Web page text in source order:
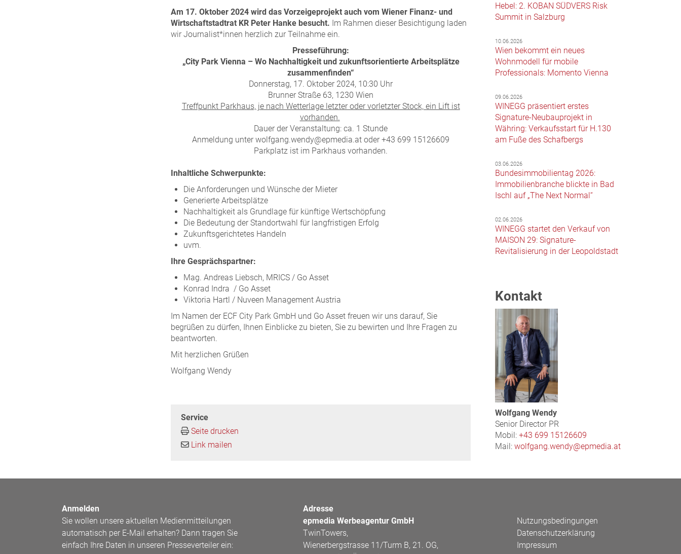
Am 17. Oktober 2024 wird das Vorzeigeprojekt auch vom Wiener Finanz- und
Wirtschaftstadtrat KR Peter Hanke besucht. Im Rahmen dieser Besichtigung laden
wir Journalist*innen herzlich zur Teilnahme ein.
Presseführung:
„City Park Vienna – Wo Nachhaltigkeit und zukunftsorientierte Arbeitsplätze
zusammenfinden“
Donnerstag, 17. Oktober 2024, 10:30 Uhr
Brunner Straße 63, 1230 Wien
Treffpunkt Parkhaus, je nach Wetterlage letzter oder vorletzter Stock, ein Lift ist
vorhanden.
Dauer der Veranstaltung: ca. 1 Stunde
Anmeldung unter wolfgang.wendy@epmedia.at oder +43 699 15126609
Parkplatz ist im Parkhaus vorhanden.
Inhaltliche Schwerpunkte:
Die Anforderungen und Wünsche der Mieter
Generierte Arbeitsplätze
Nachhaltigkeit als Grundlage für künftige Wertschöpfung
Die Bedeutung der Standortwahl für langfristigen Erfolg
Zukunftsgerichtetes Handeln
uvm.
Ihre Gesprächspartner:
Mag. Andreas Liebsch, MRICS / Go Asset
Konrad Indra / Go Asset
Viktoria Hartl / Nuveen Management Austria
Im Namen der ECF City Park GmbH und Go Asset freuen wir uns darauf, Sie
begrüßen zu dürfen, Ihnen Einblicke zu bieten, Sie zu bewirten und Ihre Fragen zu
beantworten.
Mit herzlichen Grüßen
Wolfgang Wendy
Service
Seite drucken
Link mailen
Hebel: 2. KOBAN SÜDVERS Risk
Summit in Salzburg
10.06.2026
Wien bekommt ein neues
Wohnmodell für mobile
Professionals: Momento Vienna
09.06.2026
WINEGG präsentiert erstes
Signature-Neubauprojekt in
Währing: Verkaufsstart für H.130
am Fuße des Schafbergs
03.06.2026
Bundesimmobilientag 2026:
Immobilienbranche blickte in Bad
Ischl auf „The Next Normal“
02.06.2026
WINEGG startet den Verkauf von
MAISON 29: Signature-
Revitalisierung in der Leopoldstadt
Kontakt
Wolfgang Wendy
Senior Director PR
Mobil:+43 699 15126609
Mail:wolfgang.wendy@epmedia.at
Anmelden
Sie wollen unsere aktuellen Medienmitteilungen
automatisch per E-Mail erhalten? Dann tragen Sie
einfach Ihre Daten in unseren Presseverteiler ein:
Adresse
epmedia Werbeagentur GmbH
TwinTowers,
Wienerbergstrasse 11/Turm B, 21. OG,
Nutzungsbedingungen
Datenschutzerklärung
Impressum